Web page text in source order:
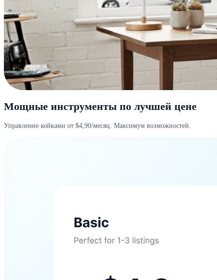
Мощные инструменты по лучшей цене
Управление койками от $4,90/месяц. Максимум возможностей.